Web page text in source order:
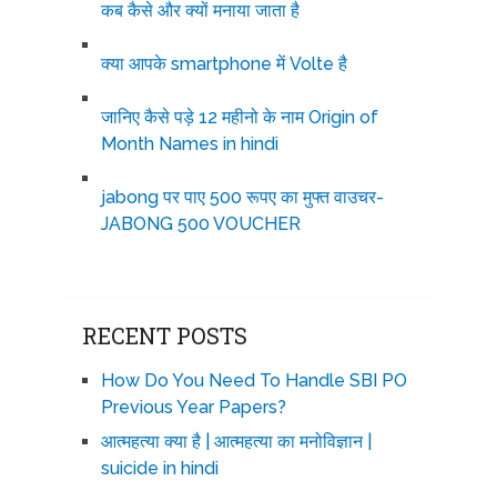
कब कैसे और क्यों मनाया जाता है
क्या आपके smartphone में Volte है
जानिए कैसे पड़े 12 महीनो के नाम Origin of
Month Names in hindi
jabong पर पाए 500 रूपए का मुफ्त वाउचर-
JABONG 500 VOUCHER
RECENT POSTS
How Do You Need To Handle SBI PO
Previous Year Papers?
आत्महत्या क्या है | आत्महत्या का मनोविज्ञान |
suicide in hindi